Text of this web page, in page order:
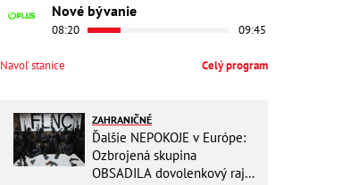
Nové bývanie
08:20 09:45
Navoľ stanice Celý program
ZAHRANIČNÉ
Ďalšie NEPOKOJE v Európe:
Ozbrojená skupina
OBSADILA dovolenkový raj,